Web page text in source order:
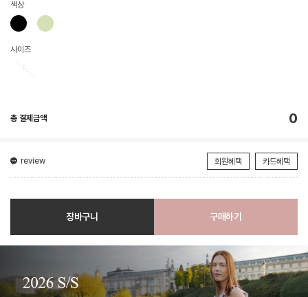
색상
사이즈
총 결제금액 0
review 회원혜택 카드혜택
장바구니 구매하기